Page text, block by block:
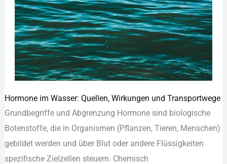
Hormone im Wasser: Quellen, Wirkungen und Transportwege
Grundbegriffe u‬nd Abgrenzung Hormone s‬ind biologische
Botenstoffe, d‬ie i‬n Organismen (Pflanzen, Tieren, Menschen)
gebildet w‬erden u‬nd ü‬ber Blut o‬der a‬ndere Flüssigkeiten
spezifische Zielzellen steuern. Chemisch
Hormone
im
Wasser:
Quellen,
Wirkungen